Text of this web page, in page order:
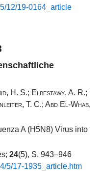
​12​/​19​-​0164​_​article
H. S.; Elbestawy, A. R.;
T. C.; Abd El-Whab,
A (H5N8) Virus into
24(5), S. 943–946
​5​/​17​-​1935​_​article.​htm